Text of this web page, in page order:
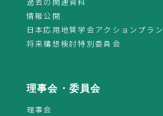
情報公開
日本応用地質学会アクションプラン
将来構想検討特別委員会
理事会・委員会
理事会